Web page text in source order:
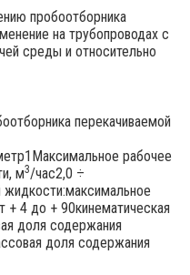
пробоотборника
на трубопроводах с
среды и относительно
перекачиваемой
рабочее
м3/час2,0 ÷
жидкости:максимальное
+ 4 до + 90кинематическая
доля содержания
доля содержания